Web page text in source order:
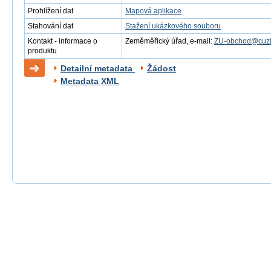
Prohlížení dat
Mapová aplikace
Stahování dat
Stažení ukázkového souboru
Kontakt - informace o
produktu
Zeměměřický úřad, e-mail: ZU-
Detailní metadata
Žádost
Metadata XML